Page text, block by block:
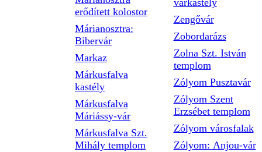
erődített kolostor
Márianosztra:
Bibervár
Markaz
Márkusfalva
kastély
Márkusfalva
Máriássy-vár
Márkusfalva Szt.
Mihály templom
várkastély
Zengővár
Zobordarázs
Zolna Szt. István
templom
Zólyom Pusztavár
Zólyom Szent
Erzsébet templom
Zólyom városfalak
Zólyom: Anjou-vár